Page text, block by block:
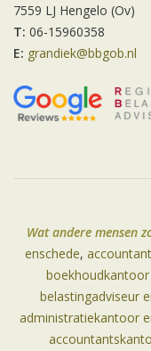
7559 LJ Hengelo (Ov)
T: 06-15960358
E: grandiek@bbgob.nl
Wat andere mensen
enschede,
belastingadviseur
administratiekantoor